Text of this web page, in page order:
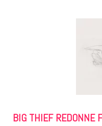
BIG THIEF REDONNE